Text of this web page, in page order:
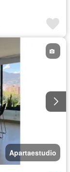
Apartaestudio